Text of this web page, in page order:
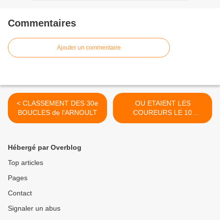
Commentaires
Ajouter un commentaire
< CLASSEMENT DES 30e
BOUCLES de l'ARNOULT
OU ETAIENT LES
COUREURS LE 10
JUILLET!!!!! >
Hébergé par Overblog
Top articles
Pages
Contact
Signaler un abus